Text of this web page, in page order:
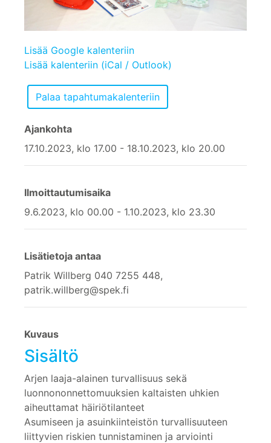
Lisää Google kalenteriin
Lisää kalenteriin (iCal / Outlook)
Ajankohta
17.10.2023, klo 17.00 - 18.10.2023, klo 20.00
Ilmoittautumisaika
9.6.2023, klo 00.00 - 1.10.2023, klo 23.30
Lisätietoja antaa
Patrik Willberg 040 7255 448,
patrik.willberg@spek.fi
Kuvaus
Sisältö
Arjen laaja-alainen turvallisuus sekä
luonnononnettomuuksien kaltaisten uhkien
aiheuttamat häiriötilanteet
Asumiseen ja asuinkiinteistön turvallisuuteen
liittyvien riskien tunnistaminen ja arviointi